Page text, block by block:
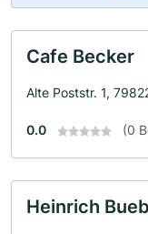
Cafe Becker
Alte Poststr. 1,
0.0 (0
Heinrich Bueb